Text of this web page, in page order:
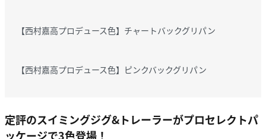
【西村嘉高プロデュース色】チャートバックグリパン
【西村嘉高プロデュース色】ピンクバックグリパン
定評のスイミングジグ&トレーラーがプロセレクトパ
ッケージで3色登場！